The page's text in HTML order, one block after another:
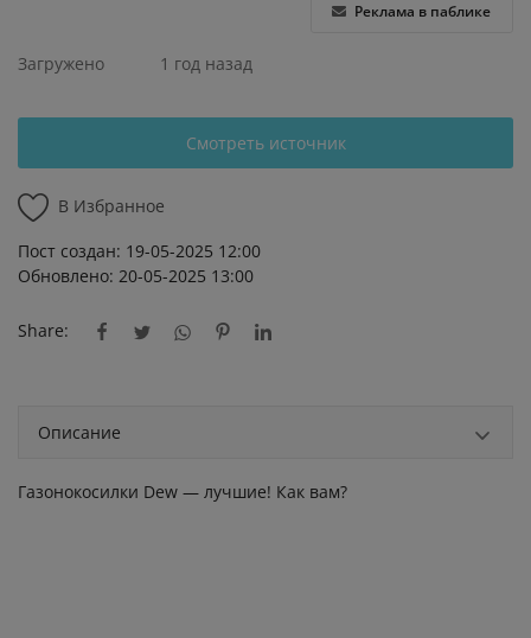
Реклама в паблике
Загружено 1 год назад
Смотреть источник
В Избранное
Пост создан: 19-05-2025 12:00
Обновлено: 20-05-2025 13:00
Share:
Описание
Газонокосилки Dew — лучшие! Как вам?